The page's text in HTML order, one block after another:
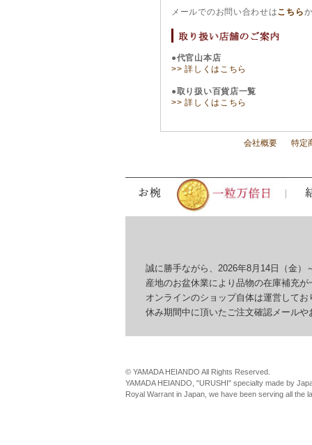
メールでのお問い合わせはこちら
●代官山本店
>> 詳しくはこちら
●取り扱い百貨店一覧
>> 詳しくはこちら
会社概要 特定
誠に勝手ながら、2026年8月14日（金）
産地のお盆休業により品物の在庫補充が
オンラインのショップ自体は運営してお
休み期間中に頂いたご注文確認メールや
© YAMADA HEIANDO All Rights Reserved.
YAMADA HEIANDO, "URUSHI" specialty made by
Royal Warrant in Japan, we have been serving all the